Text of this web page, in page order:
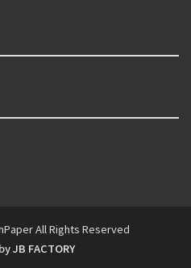
All Rights Reserved
JB FACTORY